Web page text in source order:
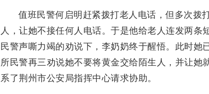
值班民警何启明赶紧拨打老人电话，但多次拨
人，让她不接任何人电话。于是他给老人连发两
民警声嘶力竭的劝说下，李奶奶终于醒悟。此时她
所民警再三劝说她不要将黄金交给陌生人，并让
系了荆州市公安局指挥中心请求协助。